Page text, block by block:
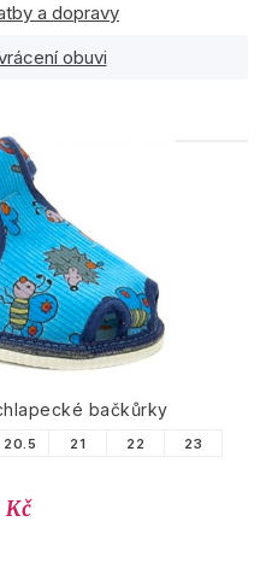
a dopravy
obuvi
bačkůrky
20.5 21 22
23
Kč